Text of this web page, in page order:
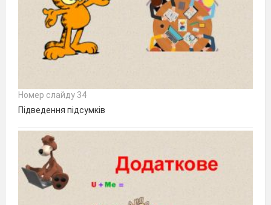
Номер слайду 34
Підведення підсумків